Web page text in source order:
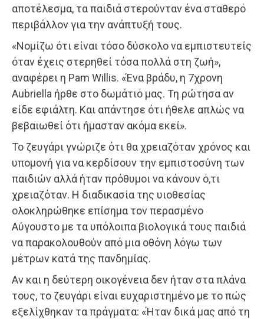
αποτέλεσμα, τα παιδιά στερούνταν ένα σταθερό
περιβάλλον για την ανάπτυξή τους.
«Νομίζω ότι είναι τόσο δύσκολο να εμπιστευτείς
όταν έχεις στερηθεί τόσα πολλά στη ζωή»,
αναφέρει η Pam Willis. «Ένα βράδυ, η 7χρονη
Aubriella ήρθε στο δωμάτιό μας. Τη ρώτησα αν
είδε εφιάλτη. Και απάντησε ότι ήθελε απλώς να
βεβαιωθεί ότι ήμασταν ακόμα εκεί».
Το ζευγάρι γνώριζε ότι θα χρειαζόταν χρόνος και
υπομονή για να κερδίσουν την εμπιστοσύνη των
παιδιών αλλά ήταν πρόθυμοι να κάνουν ό,τι
χρειαζόταν. Η διαδικασία της υιοθεσίας
ολοκληρώθηκε επίσημα τον περασμένο
Αύγουστο με τα υπόλοιπα βιολογικά τους παιδιά
να παρακολουθούν από μια οθόνη λόγω των
μέτρων κατά της πανδημίας.
Αν και η δεύτερη οικογένεια δεν ήταν στα πλάνα
τους, το ζευγάρι είναι ευχαριστημένο με το πώς
εξελίχθηκαν τα πράγματα: «Ήταν δικά μας από τη